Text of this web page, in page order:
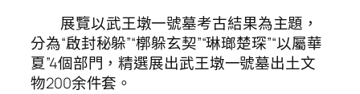
展覽以武王墩一號墓考古結果為主題，
分為“啟封秘躲”“槨躲玄契”“琳瑯楚琛”“以屬華
夏”4個部門，精選展出武王墩一號墓出土文
物200余件套。